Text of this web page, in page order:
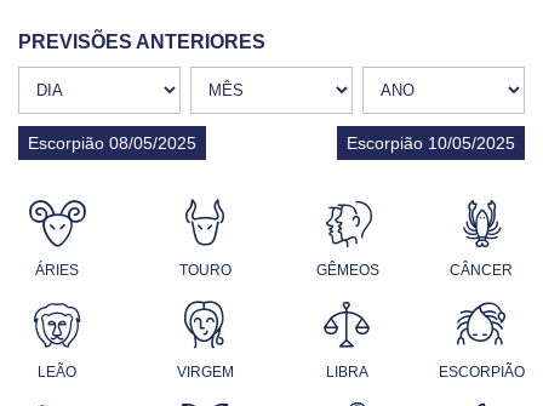
PREVISÕES ANTERIORES
Escorpião 08/05/2025 Escorpião 10/05/2025
ÁRIES TOURO GÊMEOS CÂNCER
LEÃO VIRGEM LIBRA ESCORPIÃO